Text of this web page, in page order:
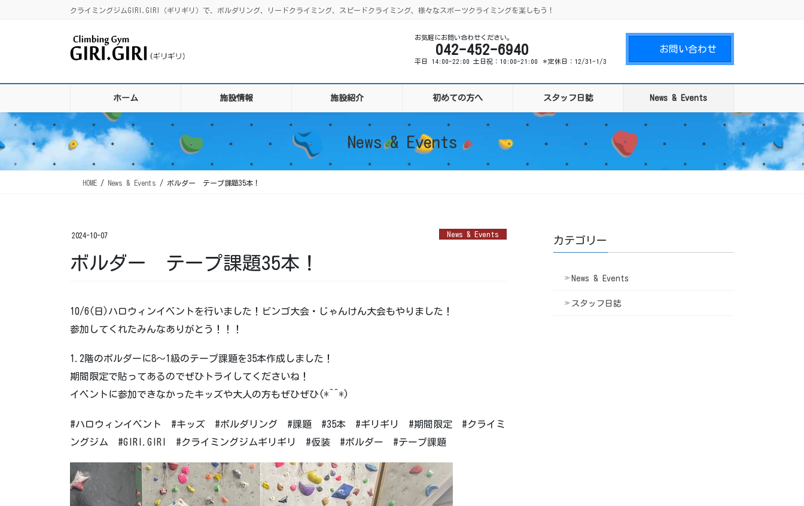
クライミングジムGIRI.GIRI（ギリギリ）で、ボルダリング、リードクライミング、スピードクライミング、様々なスポーツクライミングを楽しもう！
お気軽にお問い合わせください。
042-452-6940
平日 14:00-22:00 土日祝：10:00-21:00 ＊定休日：12/31-1/3
お問い合わせ
ホーム 施設情報 施設紹介 初めての方へ スタッフ日誌 News & Events
News & Events
HOME News & Events ボルダー テープ課題35本！
2024-10-07 News & Events
ボルダー テープ課題35本！
10/6(日)ハロウィンイベントを行いました！ビンゴ大会・じゃんけん大会もやりました！
参加してくれたみんなありがとう！！！
1.2階のボルダーに8～1級のテープ課題を35本作成しました！
期間限定で貼ってあるのでぜひトライしてくださいね！
イベントに参加できなかったキッズや大人の方もぜひぜひ(*^^*)
#ハロウィンイベント #キッズ #ボルダリング #課題 #35本 #ギリギリ #期間限定 #クライミ
ングジム #GIRI.GIRI #クライミングジムギリギリ #仮装 #ボルダー #テープ課題
カテゴリー
News & Events
スタッフ日誌